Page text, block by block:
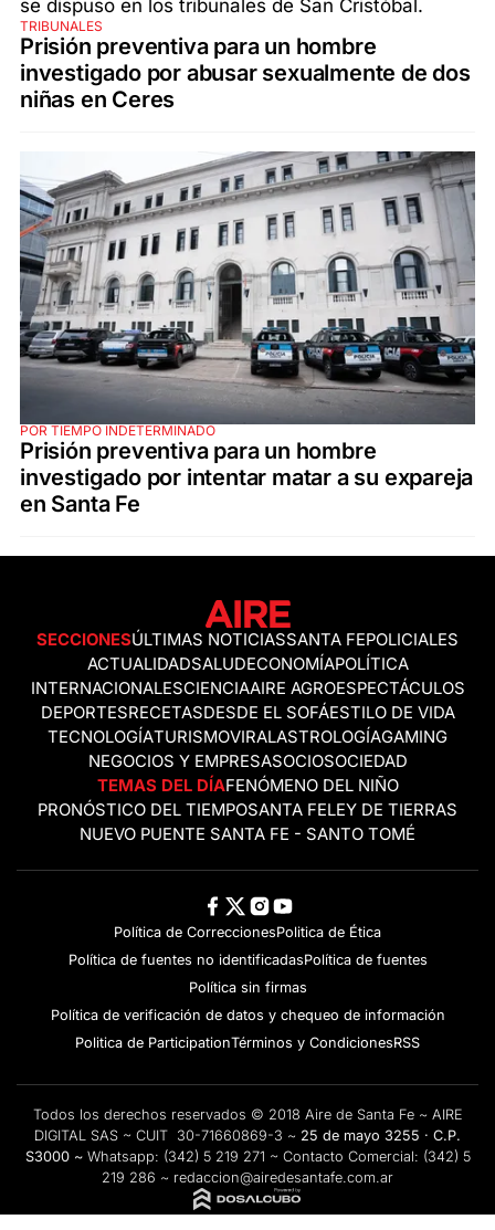
TRIBUNALES
Prisión preventiva para un hombre
investigado por abusar sexualmente de dos
niñas en Ceres
POR TIEMPO INDETERMINADO
Prisión preventiva para un hombre
investigado por intentar matar a su expareja
en Santa Fe
SECCIONESÚLTIMAS NOTICIASSANTA FEPOLICIALES
ACTUALIDADSALUDECONOMÍAPOLÍTICA
INTERNACIONALESCIENCIAAIRE AGROESPECTÁCULOS
DEPORTESRECETASDESDE EL SOFÁESTILO DE VIDA
TECNOLOGÍATURISMOVIRALASTROLOGÍAGAMING
NEGOCIOS Y EMPRESASOCIOSOCIEDAD
TEMAS DEL DÍAFENÓMENO DEL NIÑO
PRONÓSTICO DEL TIEMPOSANTA FELEY DE TIERRAS
NUEVO PUENTE SANTA FE - SANTO TOMÉ
Política de CorreccionesPolitica de Ética
Política de fuentes no identificadasPolítica de fuentes
Política sin firmas
Política de verificación de datos y chequeo de información
Politica de ParticipationTérminos y CondicionesRSS
Todos los derechos reservados © 2018 Aire de Santa Fe ~ AIRE
DIGITAL SAS ~ CUIT 30-71660869-3 ~ 25 de mayo 3255 · C.P.
S3000 ~ Whatsapp: (342) 5 219 271 ~ Contacto Comercial: (342) 5
219 286 ~ redaccion@airedesantafe.com.ar